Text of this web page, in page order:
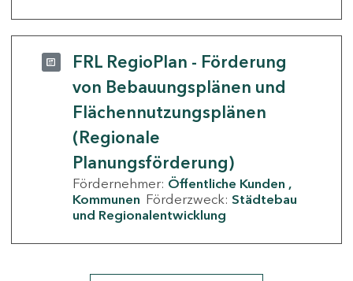
FRL RegioPlan - Förderung
von Bebauungsplänen und
Flächennutzungsplänen
(Regionale
Planungsförderung)
Fördernehmer: Öffentliche Kunden
Kommunen Förderzweck: Städtebau
und Regionalentwicklung